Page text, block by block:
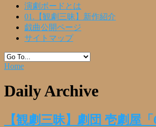
演劇ボードとは
01.【観劇三昧】新作紹介
戯曲公開ページ
サイトマップ
Home
Daily Archive
【観劇三昧】劇団 壱劇屋